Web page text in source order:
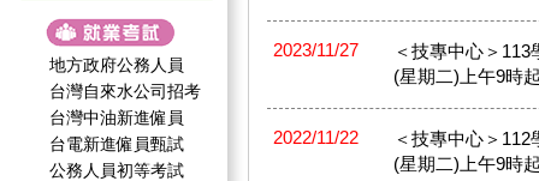
地方政府公務人員
台灣自來水公司招考
台灣中油新進僱員
台電新進僱員甄試
公務人員初等考試
2023/11/27
＜技專中心＞
(星期二)上午9時
2022/11/22
＜技專中心＞
(星期二)上午9時